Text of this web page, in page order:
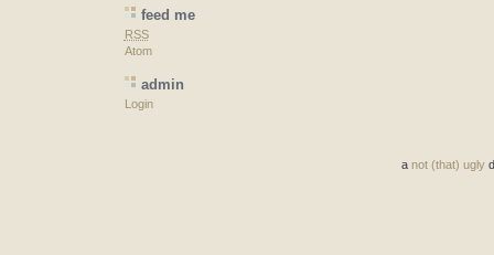
feed me
RSS
Atom
admin
Login
a not (that) ugly